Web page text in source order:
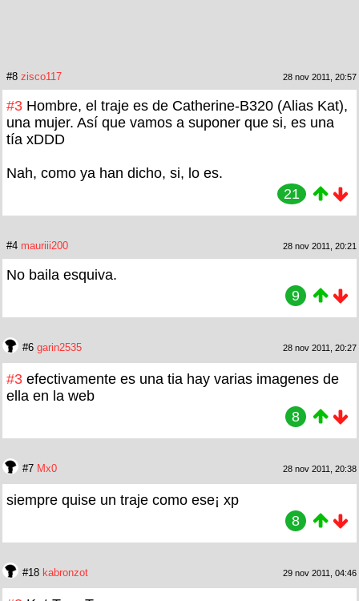
#8 zisco117 28 nov 2011, 20:57
#3 Hombre, el traje es de Catherine-B320 (Alias Kat),
una mujer. Así que vamos a suponer que si, es una
tía xDDD
Nah, como ya han dicho, si, lo es.
21
#4 mauriii200 28 nov 2011, 20:21
No baila esquiva.
9
#6 garin2535 28 nov 2011, 20:27
#3 efectivamente es una tia hay varias imagenes de
ella en la web
8
#7 Mx0 28 nov 2011, 20:38
siempre quise un traje como ese¡ xp
8
#18 kabronzot 29 nov 2011, 04:46